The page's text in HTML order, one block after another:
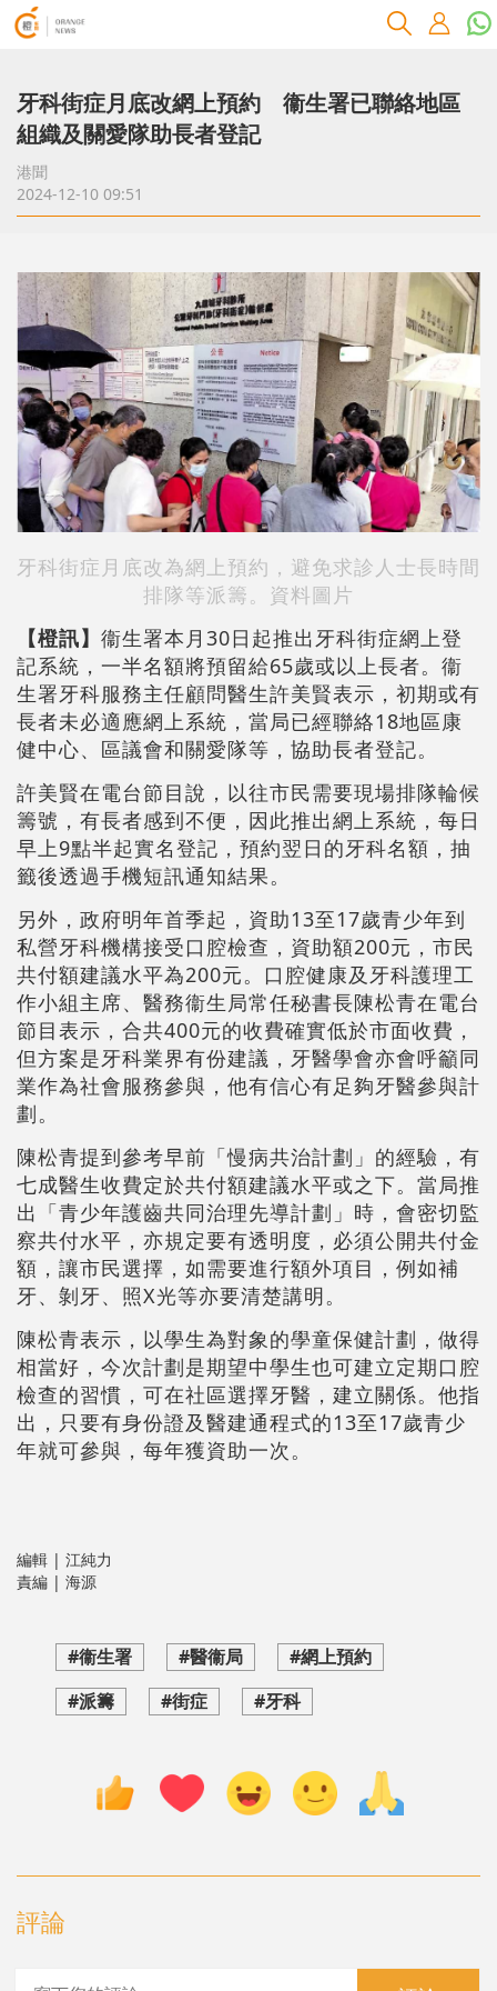
牙科街症月底改網上預約 衞生署已聯絡地區
組織及關愛隊助長者登記
港聞
2024-12-10 09:51
牙科街症月底改為網上預約，避免求診人士長時間
排隊等派籌。資料圖片
【橙訊】 衞生署本月30日起推出牙科街症網上登
記系統，一半名額將預留給65歲或以上長者。衞
生署牙科服務主任顧問醫生許美賢表示，初期或有
長者未必適應網上系統，當局已經聯絡18地區康
健中心、區議會和關愛隊等，協助長者登記。
許美賢在電台節目說，以往市民需要現場排隊輪候
籌號，有長者感到不便，因此推出網上系統，每日
早上9點半起實名登記，預約翌日的牙科名額，抽
籤後透過手機短訊通知結果。
另外，政府明年首季起，資助13至17歲青少年到
私營牙科機構接受口腔檢查，資助額200元，市民
共付額建議水平為200元。口腔健康及牙科護理工
作小組主席、醫務衞生局常任秘書長陳松青在電台
節目表示，合共400元的收費確實低於市面收費，
但方案是牙科業界有份建議，牙醫學會亦會呼籲同
業作為社會服務參與，他有信心有足夠牙醫參與計
劃。
陳松青提到參考早前「慢病共治計劃」的經驗，有
七成醫生收費定於共付額建議水平或之下。當局推
出「青少年護齒共同治理先導計劃」時，會密切監
察共付水平，亦規定要有透明度，必須公開共付金
額，讓市民選擇，如需要進行額外項目，例如補
牙、剝牙、照X光等亦要清楚講明。
陳松青表示，以學生為對象的學童保健計劃，做得
相當好，今次計劃是期望中學生也可建立定期口腔
檢查的習慣，可在社區選擇牙醫，建立關係。他指
出，只要有身份證及醫建通程式的13至17歲青少
年就可參與，每年獲資助一次。
編輯 | 江純力
責編 | 海源
#衞生署 #醫衞局
#網上預約
#派籌
#街症 #牙科
評論